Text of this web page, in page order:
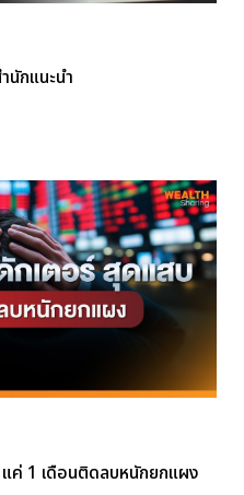
นักแนะนำ
ค่ 1 เดือนติดลบหนักยกแผง